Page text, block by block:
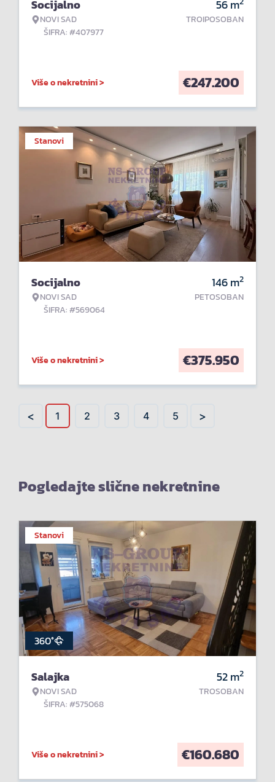
Socijalno
NOVI SAD
ŠIFRA: #407977
56m
TROIPOSOBAN
Više o nekretnini > €247.200
Stanovi
Socijalno
NOVI SAD
ŠIFRA: #569064
146m2
PETOSOBAN
Više o nekretnini > €375.950
< 1 2 3 4 5 >
Pogledajte slične nekretnine
Stanovi
360°
Salajka
NOVI SAD
ŠIFRA: #575068
52m2
TROSOBAN
Više o nekretnini > €160.680